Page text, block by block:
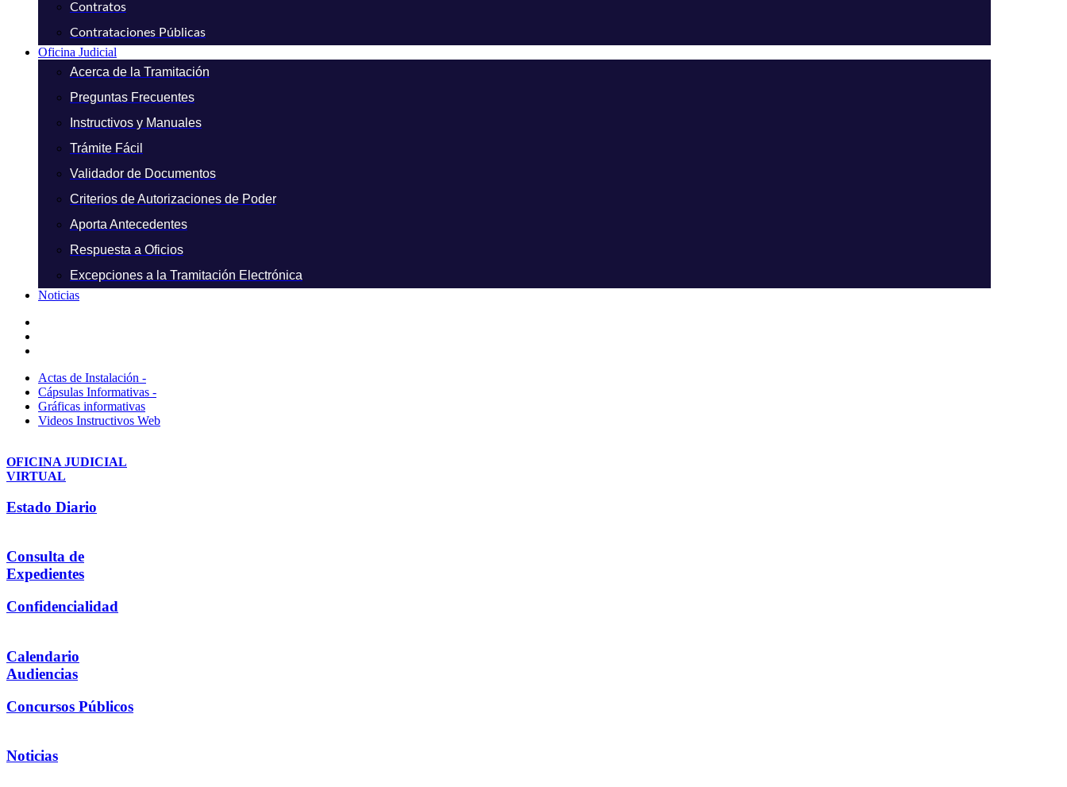
Contratos
Contrataciones Públicas
Oficina Judicial
Acerca de la Tramitación
Preguntas Frecuentes
Instructivos y Manuales
Trámite Fácil
Validador de Documentos
Criterios de Autorizaciones de Poder
Aporta Antecedentes
Respuesta a Oficios
Excepciones a la Tramitación Electrónica
Noticias
Actas de Instalación -
Cápsulas Informativas -
Gráficas informativas
Videos Instructivos Web
OFICINA JUDICIAL
VIRTUAL
Estado Diario
Consulta de
Expedientes
Confidencialidad
Calendario
Audiencias
Concursos Públicos
Noticias